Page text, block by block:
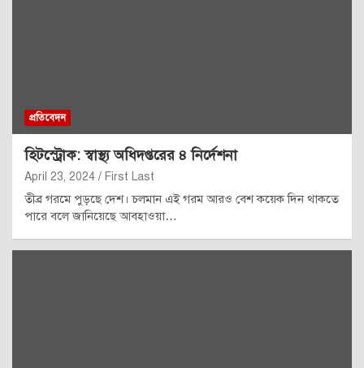
প্রতিবেদন
হিটস্ট্রোক: স্বাস্থ্য অধিদপ্তরের ৪ নির্দেশনা
April 23, 2024 First Last
তীব্র গরমে পুড়ছে দেশ। চলমান এই গরম আরও বেশ কয়েক দিন থাকতে
পারে বলে জানিয়েছে আবহাওয়া…